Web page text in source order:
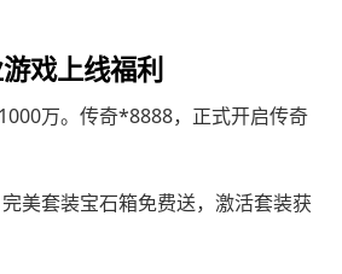
戏上线福利
万。传奇*8888，正式开启传奇
美套装宝石箱免费送，激活套装获